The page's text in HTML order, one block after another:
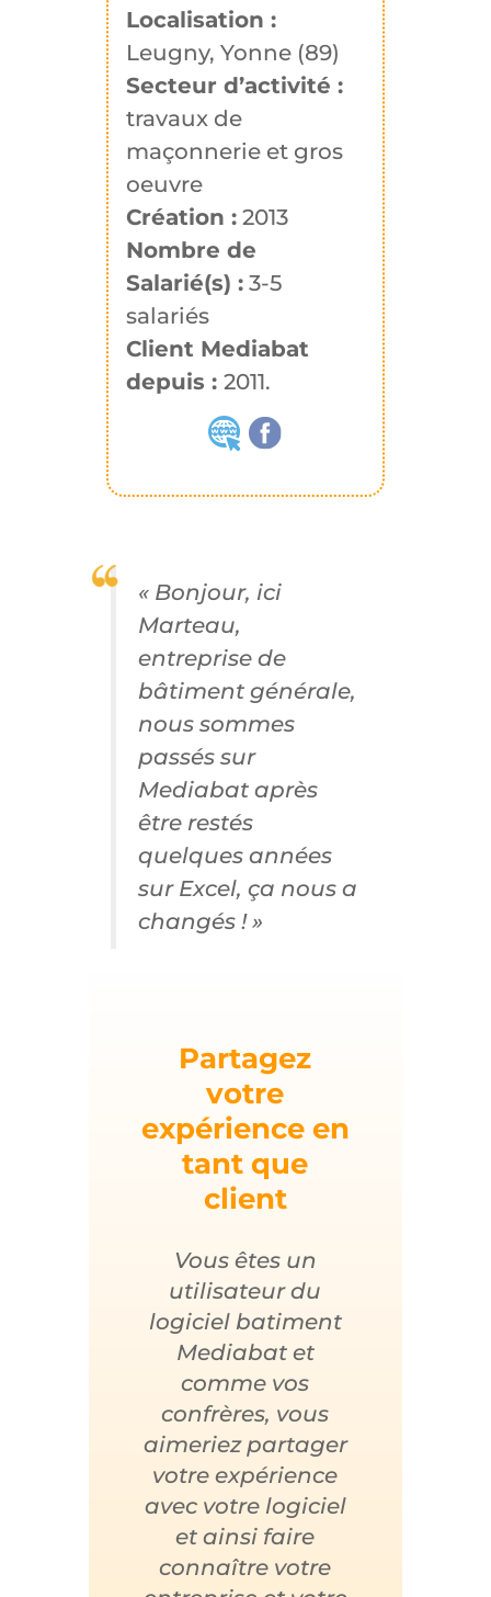
Localisation :
Leugny, Yonne (89)
Secteur d’activité :
travaux de
maçonnerie et gros
oeuvre
Création :2013
Nombre de
Salarié(s) :3-5
salariés
Client Mediabat
depuis : 2011.
« Bonjour, ici
Marteau,
entreprise de
bâtiment générale,
nous sommes
passés sur
Mediabat après
être restés
quelques années
sur Excel, ça nous a
changés ! »
Partagez
votre
expérience en
tant que
client
Vous êtes un
utilisateur du
logiciel batiment
Mediabat et
comme vos
confrères, vous
aimeriez partager
votre expérience
avec votre logiciel
et ainsi faire
connaître votre